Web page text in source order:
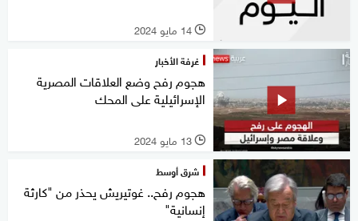
l 14 مايو 2024
غرفة الأخبار
هجوم رفح وضع العلاقات المصرية
الإسرائيلية على المحك
l 13 مايو 2024
شرق أوسط
هجوم رفح.. غوتيريش يحذر من "كارثة
إنسانية"